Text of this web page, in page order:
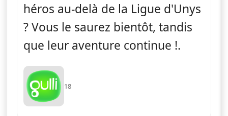
héros au-delà de la Ligue d'Unys
? Vous le saurez bientôt, tandis
que leur aventure continue !.
18